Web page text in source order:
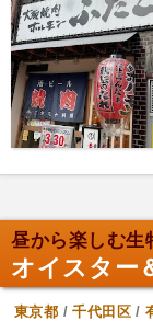
昼から楽しむ生
オイスター
東京都 /千代田区/